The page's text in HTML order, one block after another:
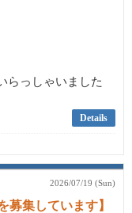
らっしゃいました
Details
2026/07/19 (Sun)
募集しています】